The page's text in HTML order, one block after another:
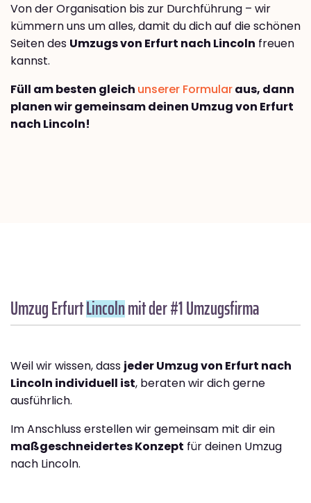
Von der Organisation bis zur Durchführung – wir
kümmern uns um alles, damit du dich auf die schönen
Seiten des Umzugs von Erfurt nach Lincoln freuen
kannst.
Füll am besten gleich unserer Formularaus, dann
planen wir gemeinsam deinen Umzug von Erfurt
nach Lincoln!
Umzug ErfurtLincolnmit der #1 Umzugsfirma
Weil wir wissen, dass jeder Umzug von Erfurt nach
Lincoln individuell ist, beraten wir dich gerne
ausführlich.
Im Anschluss erstellen wir gemeinsam mit dir ein
maßgeschneidertes Konzept für deinen Umzug
nach Lincoln.